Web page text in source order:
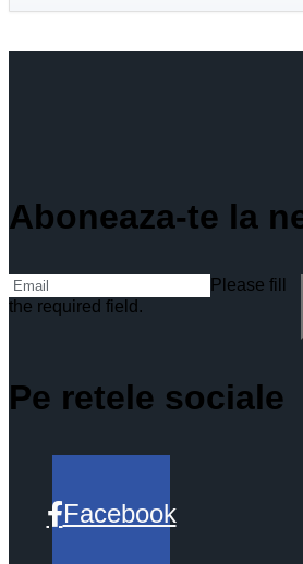
Aboneaza-te la
Please fill
the required field.
Pe retele sociale
Facebook